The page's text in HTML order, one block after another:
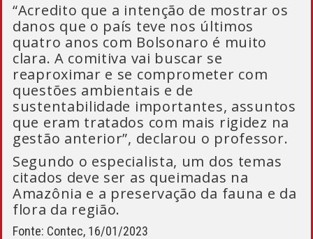
“Acredito que a intenção de mostrar os
danos que o país teve nos últimos
quatro anos com Bolsonaro é muito
clara. A comitiva vai buscar se
reaproximar e se comprometer com
questões ambientais e de
sustentabilidade importantes, assuntos
que eram tratados com mais rigidez na
gestão anterior”, declarou o professor.
Segundo o especialista, um dos temas
citados deve ser as queimadas na
Amazônia e a preservação da fauna e da
flora da região.
Fonte: Contec, 16/01/2023